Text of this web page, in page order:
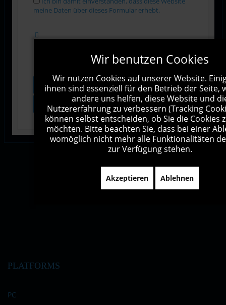
meine Daten über dieses Formular erhebt.
Vorschau
Senden
Zurücksetzen
Kontakt Sitemap
PLATFORMS
PC
Wir benutzen Cookies
Wir nutzen Cookies auf unserer Website.
ihnen sind essenziell für den Betrieb der Seite,
andere uns helfen, diese Website und
Nutzererfahrung zu verbessern (Tracking
können selbst entscheiden, ob Sie die Cookies
möchten. Bitte beachten Sie, dass bei einer
womöglich nicht mehr alle Funktionalitäten
zur Verfügung stehen.
Akzeptieren Ablehnen